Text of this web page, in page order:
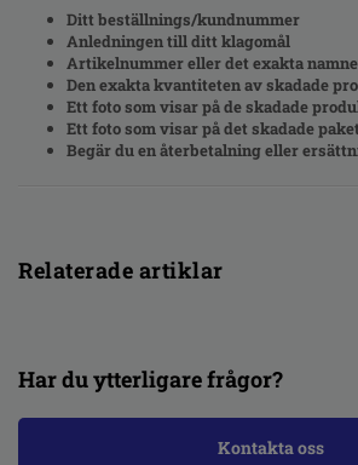
Ditt beställnings/kundnummer
Anledningen till ditt klagomål
Artikelnummer eller det exakta
Den exakta kvantiteten av skadade
Ett foto som visar på de skadade
Ett foto som visar på det skadade
Begär du en återbetalning eller
Relaterade artiklar
Har du ytterligare frågor?
Kontakta oss